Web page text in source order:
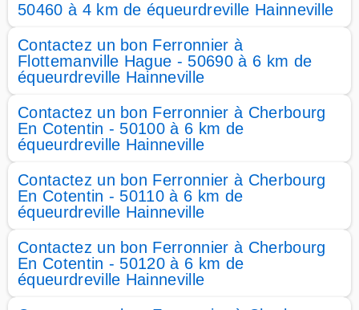
50460 à 4 km de équeurdreville Hainneville
Contactez un bon Ferronnier à
Flottemanville Hague - 50690 à 6 km de
équeurdreville Hainneville
Contactez un bon Ferronnier à Cherbourg
En Cotentin - 50100 à 6 km de
équeurdreville Hainneville
Contactez un bon Ferronnier à Cherbourg
En Cotentin - 50110 à 6 km de
équeurdreville Hainneville
Contactez un bon Ferronnier à Cherbourg
En Cotentin - 50120 à 6 km de
équeurdreville Hainneville